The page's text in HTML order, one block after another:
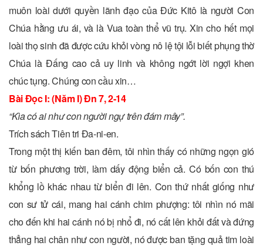
muôn loài dưới quyền lãnh đạo của Ðức Kitô là người Con
Chúa hằng ưu ái, và là Vua toàn thể vũ trụ. Xin cho hết mọi
loài thọ sinh đã được cứu khỏi vòng nô lệ tội lỗi biết phụng thờ
Chúa là Ðấng cao cả uy linh và không ngớt lời ngợi khen
chúc tụng. Chúng con cầu xin…
Bài Ðọc I: (Năm I) Ðn 7, 2-14
“Kìa có ai như con người ngự trên đám mây”.
Trích sách Tiên tri Ða-ni-en.
Trong một thị kiến ban đêm, tôi nhìn thấy có những ngọn gió
từ bốn phương trời, làm dấy động biển cả. Có bốn con thú
khổng lồ khác nhau từ biển đi lên. Con thứ nhất giống như
con sư tử cái, mang hai cánh chim phượng: tôi nhìn nó mãi
cho đến khi hai cánh nó bị nhổ đi, nó cất lên khỏi đất và đứng
thẳng hai chân như con người, nó được ban tặng quả tim loài